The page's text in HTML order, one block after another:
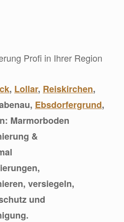
Profi in Ihrer Region
, Lollar, Reiskirchen,
Ebsdorfergrund,
Marmorboden
&
versiegeln,
und